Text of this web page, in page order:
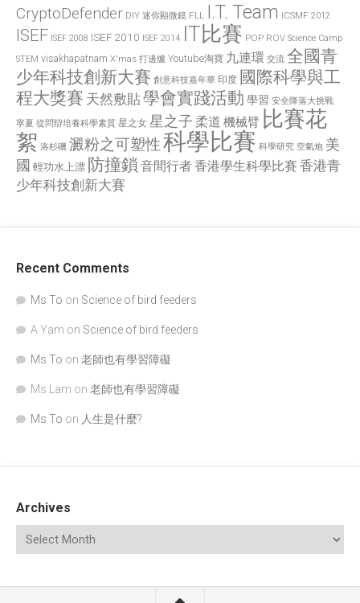
CryptoDefender DIY 迷你顯微鏡 FLL I.T. Team ICSMF 2012
ISEF ISEF 2008 ISEF 2010 ISEF 2014 IT比賽 POP ROV Science Camp
STEM visakhapatnam X'mas 打邊爐 Youtube淘寶 九連環 交流 全國青
少年科技創新大賽 創意科技嘉年華 印度 國際科學與工
程大獎賽 天然敷貼學會實踐活動 學習 安全降落大挑戰
寧夏 從問辯培養科學素質 星之女 星之子 柔道 機械臂 比賽花
絮 洛杉磯 澱粉之可塑性科學比賽 科學研究 空氣炮 美
國 輕功水上漂 防撞鎖 音間行者香港學生科學比賽 香港青
少年科技創新大賽
Recent Comments
Ms To on Science of bird feeders
A Yam on Science of bird feeders
Ms To on 老師也有學習障礙
Ms Lam on 老師也有學習障礙
Ms To on 人生是什麼?
Archives